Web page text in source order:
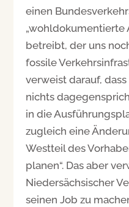
einen
„wohldokumentierte
betreibt, der uns
fossile
verweist darauf,
nichts
in die
zugleich eine
Westteil des
planen“. Das aber
Niedersächsischer
seinen Job zu